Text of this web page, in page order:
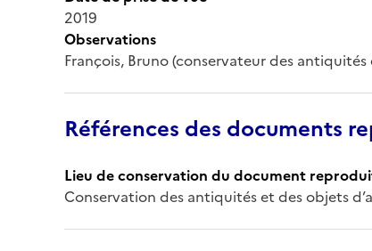
2019
Observations
François, Bruno (conservateur des
Références des documents
Lieu de conservation du document
Conservation des antiquités et des objets